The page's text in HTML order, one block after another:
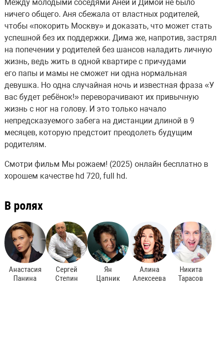
Между молодыми соседями Аней и Димой не было
ничего общего. Аня сбежала от властных родителей,
чтобы «покорить Москву» и доказать, что может стать
успешной без их поддержки. Дима же, напротив, застрял
на попечении у родителей без шансов наладить личную
жизнь, ведь жить в одной квартире с причудами
его папы и мамы не сможет ни одна нормальная
девушка. Но одна случайная ночь и известная фраза «У
вас будет ребёнок!» переворачивают их привычную
жизнь с ног на голову. И это только начало
непредсказуемого забега на дистанции длиной в 9
месяцев, которую предстоит преодолеть будущим
родителям.
Смотри фильм Мы рожаем! (2025) онлайн бесплатно в
хорошем качестве hd 720, full hd.
В ролях
Анастасия
Панина
Сергей
Степин
Ян
Цапник
Алина
Алексеева
Никита
Тарасов